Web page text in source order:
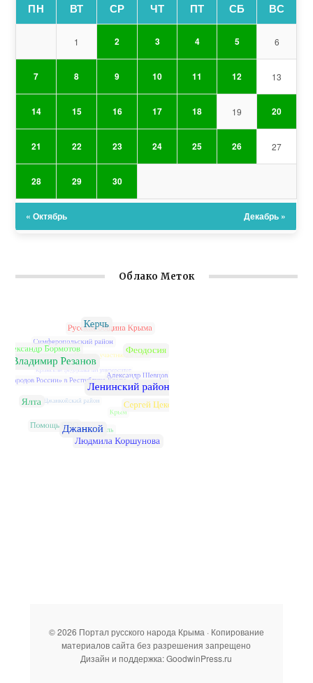
ПН ВТ СР ЧТ ПТ СБ ВС
1 2 3 4 5 6
7 8 9 10 11 12 13
14 15 16 17 18 19 20
21 22 23 24 25 26 27
28 29 30
« Октябрь Декабрь »
Облако Меток
© 2026 Портал русского народа Крыма · Копирование
материалов сайта без разрешения запрещено
Дизайн и поддержка: GoodwinPress.ru